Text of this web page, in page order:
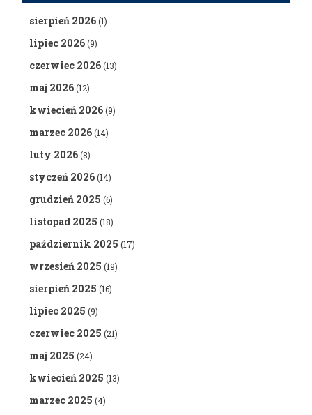
sierpień 2026(1)
lipiec 2026(9)
czerwiec 2026(13)
maj 2026(12)
kwiecień 2026(9)
marzec 2026(14)
luty 2026(8)
styczeń 2026(14)
grudzień 2025 (6)
listopad 2025 (18)
październik 2025 (17)
wrzesień 2025 (19)
sierpień 2025 (16)
lipiec 2025 (9)
czerwiec 2025 (21)
maj 2025 (24)
kwiecień 2025 (13)
marzec 2025 (4)